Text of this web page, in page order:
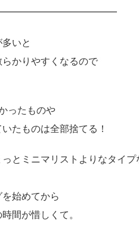
いと
かりやすくなるので
ったものや
たものは全部捨てる！
とミニマリストよりなタイプ
始めてから
間が惜しくて。